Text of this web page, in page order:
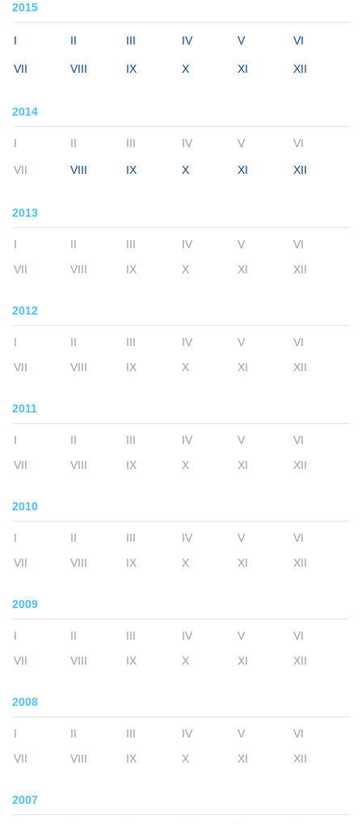
2015
I II III IV V VI
VII VIII IX X XI XII
2014
I II III IV V VI
VII VIII IX X XI XII
2013
I II III IV V
VI
VII
VIII IX X XI XII
2012
I II III IV V
VI
VII
VIII IX X XI XII
2011
I II III IV V
VI
VII
VIII IX X XI XII
2010
I II III IV V
VI
VII
VIII IX X XI XII
2009
I II III IV V
VI
VII
VIII IX X XI XII
2008
I II III IV V
VI
VII
VIII IX X XI XII
2007